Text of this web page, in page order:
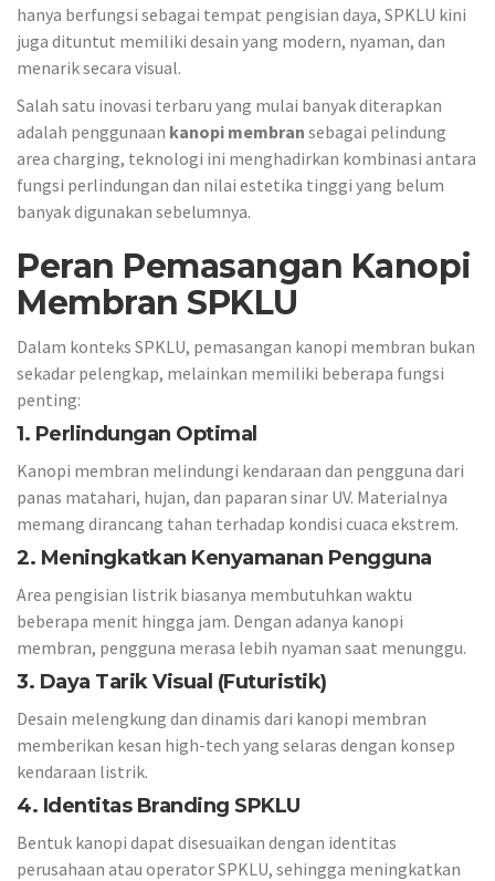
hanya berfungsi sebagai tempat pengisian daya, SPKLU kini
juga dituntut memiliki desain yang modern, nyaman, dan
menarik secara visual.
Salah satu inovasi terbaru yang mulai banyak diterapkan
adalah penggunaan kanopi membran sebagai pelindung
area charging, teknologi ini menghadirkan kombinasi antara
fungsi perlindungan dan nilai estetika tinggi yang belum
banyak digunakan sebelumnya.
Peran Pemasangan Kanopi
Membran SPKLU
Dalam konteks SPKLU, pemasangan kanopi membran bukan
sekadar pelengkap, melainkan memiliki beberapa fungsi
penting:
1. Perlindungan Optimal
Kanopi membran melindungi kendaraan dan pengguna dari
panas matahari, hujan, dan paparan sinar UV. Materialnya
memang dirancang tahan terhadap kondisi cuaca ekstrem.
2. Meningkatkan Kenyamanan Pengguna
Area pengisian listrik biasanya membutuhkan waktu
beberapa menit hingga jam. Dengan adanya kanopi
membran, pengguna merasa lebih nyaman saat menunggu.
3. Daya Tarik Visual (Futuristik)
Desain melengkung dan dinamis dari kanopi membran
memberikan kesan high-tech yang selaras dengan konsep
kendaraan listrik.
4. Identitas Branding SPKLU
Bentuk kanopi dapat disesuaikan dengan identitas
perusahaan atau operator SPKLU, sehingga meningkatkan